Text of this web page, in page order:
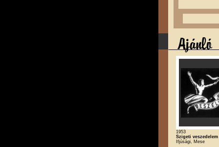
1953
Szigeti veszedelem
Ifjúsági, Mese